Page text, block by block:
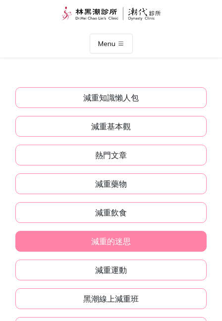
Menu
減重知識懶人包
減重基本觀
熱門文章
減重藥物
減重飲食
減重的迷思
減重運動
黑潮線上減重班